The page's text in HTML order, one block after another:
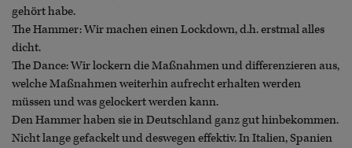
gehört habe.
The Hammer: Wir machen einen Lockdown, d.h. erstmal alles
dicht.
The Dance: Wir lockern die Maßnahmen und differenzieren aus,
welche Maßnahmen weiterhin aufrecht erhalten werden
müssen und was gelockert werden kann.
Den Hammer haben sie in Deutschland ganz gut hinbekommen.
Nicht lange gefackelt und deswegen effektiv. In Italien, Spanien